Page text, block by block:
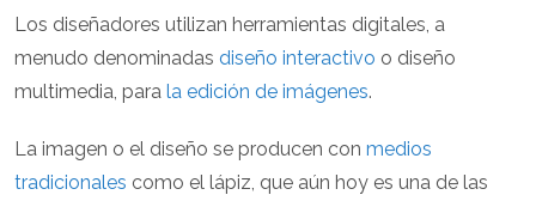
Los diseñadores utilizan herramientas digitales, a
menudo denominadas diseño interactivo o diseño
multimedia, para la edición de imágenes.
La imagen o el diseño se producen con medios
tradicionales como el lápiz, que aún hoy es una de las